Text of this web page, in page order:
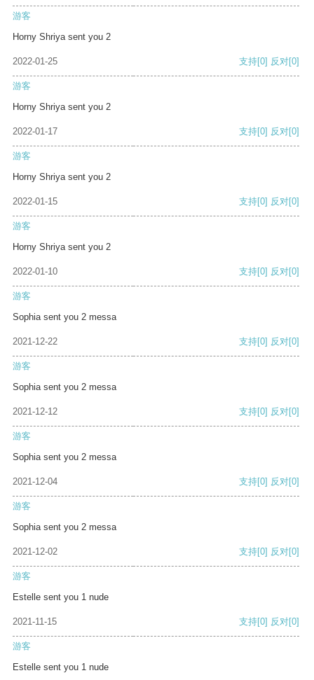
游客
Horny Shriya sent you 2
2022-01-25 支持[0] 反对[0]
游客
Horny Shriya sent you 2
2022-01-17 支持[0] 反对[0]
游客
Horny Shriya sent you 2
2022-01-15 支持[0] 反对[0]
游客
Horny Shriya sent you 2
2022-01-10 支持[0] 反对[0]
游客
Sophia sent you 2 messa
2021-12-22 支持[0] 反对[0]
游客
Sophia sent you 2 messa
2021-12-12 支持[0] 反对[0]
游客
Sophia sent you 2 messa
2021-12-04 支持[0] 反对[0]
游客
Sophia sent you 2 messa
2021-12-02 支持[0] 反对[0]
游客
Estelle sent you 1 nude
2021-11-15 支持[0] 反对[0]
游客
Estelle sent you 1 nude